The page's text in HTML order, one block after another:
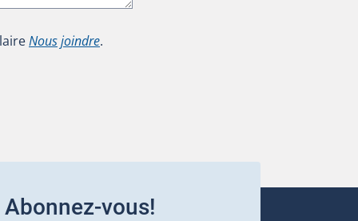
Nous joindre.
Abonnez-vous!